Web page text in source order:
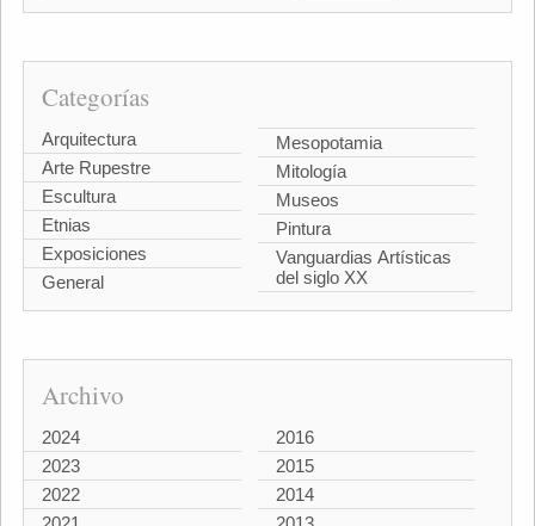
Categorías
Arquitectura
Arte Rupestre
Escultura
Etnias
Exposiciones
General
Mesopotamia
Mitología
Museos
Pintura
Vanguardias Artísticas
del siglo XX
Archivo
2024
2023
2022
2016
2015
2014